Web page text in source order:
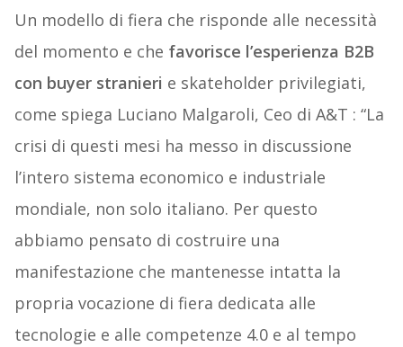
Un modello di fiera che risponde alle necessità
del momento e che favorisce l’esperienza B2B
con buyer stranieri e skateholder privilegiati,
come spiega Luciano Malgaroli, Ceo di A&T : “La
crisi di questi mesi ha messo in discussione
l’intero sistema economico e industriale
mondiale, non solo italiano. Per questo
abbiamo pensato di costruire una
manifestazione che mantenesse intatta la
propria vocazione di fiera dedicata alle
tecnologie e alle competenze 4.0 e al tempo